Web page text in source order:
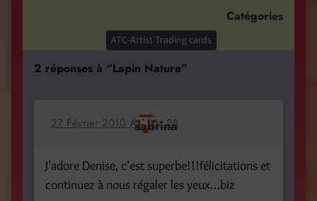
Catégories
ATC-Artist Trading cards
2 réponses à “Lapin Nature”
sabrina
27 Février 2010 À 19 H 28
J’adore Denise, c’est superbe!!!félicitations et
continuez à nous régaler les yeux…biz